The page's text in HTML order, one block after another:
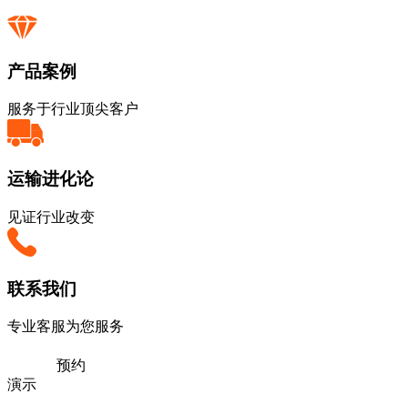
产品案例
服务于行业顶尖客户
运输进化论
见证行业改变
联系我们
专业客服为您服务
预约
演示